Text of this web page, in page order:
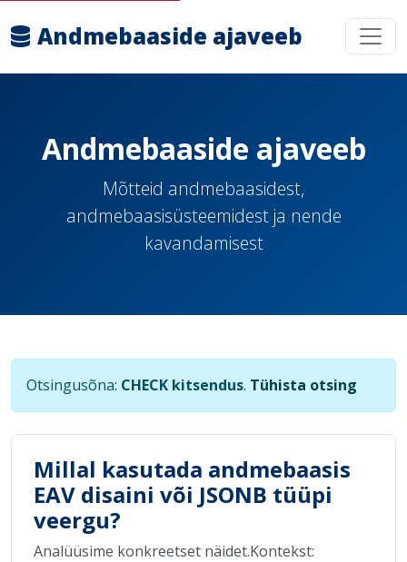
Andmebaaside ajaveeb
Andmebaaside ajaveeb
Mõtteid andmebaasidest,
andmebaasisüsteemidest ja nende
kavandamisest
Otsingusõna: CHECK kitsendus. Tühista otsing
Millal kasutada andmebaasis
EAV disaini või JSONB tüüpi
veergu?
Analüüsime konkreetset näidet.Kontekst: